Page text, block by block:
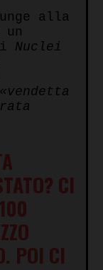
alla
Nuclei
CI
POI CI